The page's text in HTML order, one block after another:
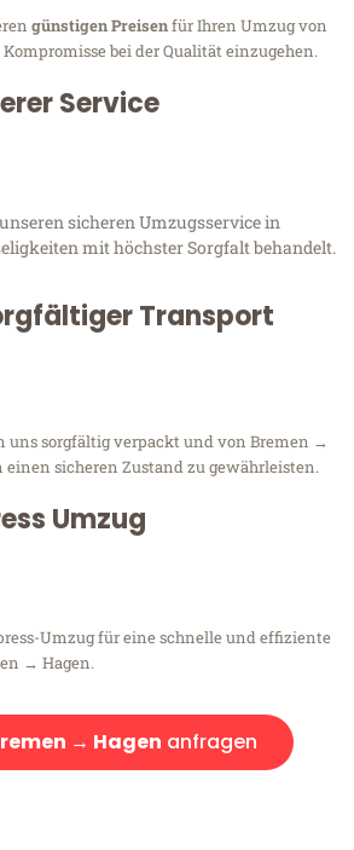
günstigen Preisenfür Ihren Umzug von
bei der Qualität einzugehen.
Service
sicheren Umzugsservice in
mit höchster Sorgfalt behandelt.
Transport
uns sorgfältig verpackt und von Bremen →
sicheren Zustand zu gewährleisten.
Umzug
Umzug für eine schnelle und effiziente
→ Hagen.
→ Hagen anfragen